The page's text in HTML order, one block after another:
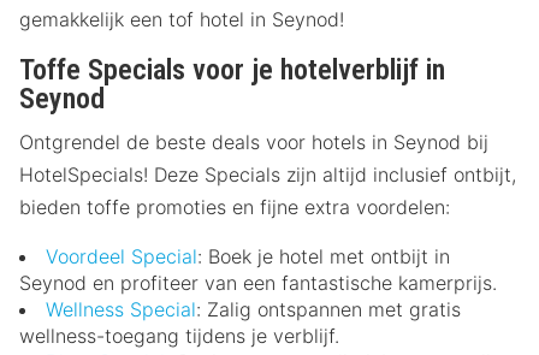
gemakkelijk een tof hotel in Seynod!
Toffe Specials voor je hotelverblijf in
Seynod
Ontgrendel de beste deals voor hotels in Seynod bij
HotelSpecials! Deze Specials zijn altijd inclusief ontbijt,
bieden toffe promoties en fijne extra voordelen:
Voordeel Special: Boek je hotel met ontbijt in
Seynod en profiteer van een fantastische kamerprijs.
Wellness Special: Zalig ontspannen met gratis
wellness-toegang tijdens je verblijf.